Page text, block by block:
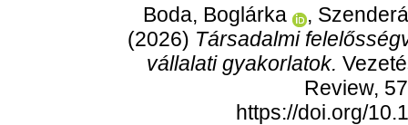
Boda, Boglárka ,
(2026) Társadalmi
vállalati gyakorlatok.
Review,
https://doi.org/